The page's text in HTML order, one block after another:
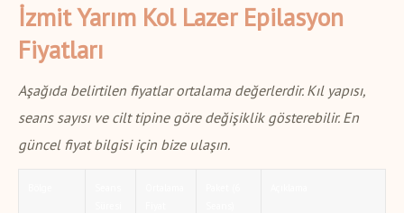
İzmit Yarım Kol Lazer Epilasyon
Fiyatları
Aşağıda belirtilen fiyatlar ortalama değerlerdir. Kıl yapısı,
seans sayısı ve cilt tipine göre değişiklik gösterebilir. En
güncel fiyat bilgisi için bize ulaşın.